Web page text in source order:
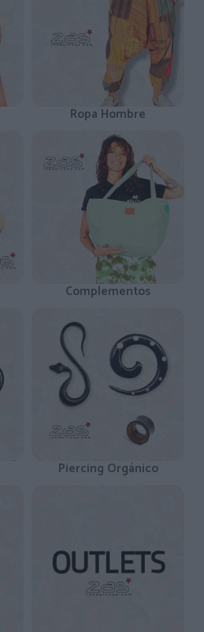
Ropa Hombre
Complementos
Piercing Orgánico